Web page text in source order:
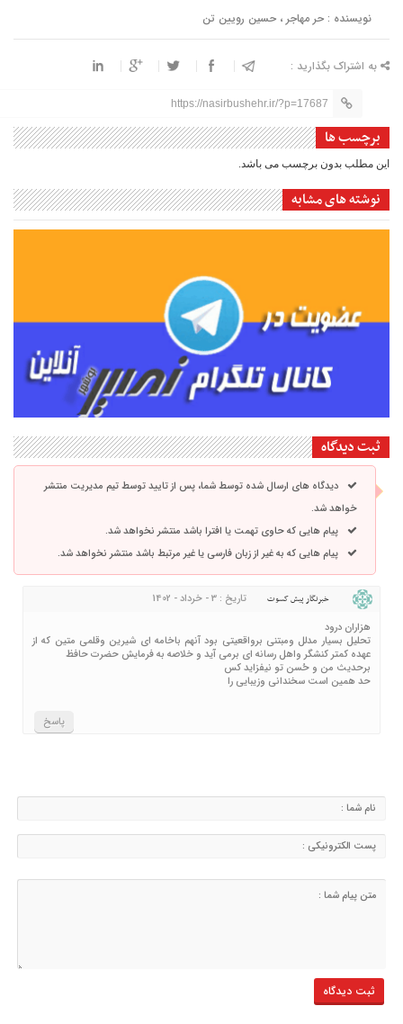
نویسنده : حر مهاجر ، حسین رویین تن
به اشتراک بگذارید :
https://nasirbushehr.ir/?p=17687
برچسب ها
این مطلب بدون برچسب می باشد.
نوشته های مشابه
ثبت دیدگاه
دیدگاه های ارسال شده توسط شما، پس از تایید توسط تیم مدیریت منتشر
خواهد شد.
پیام هایی که حاوی تهمت یا افترا باشد منتشر نخواهد شد.
پیام هایی که به غیر از زبان فارسی یا غیر مرتبط باشد منتشر نخواهد شد.
خبرنگار پیش کسوت
تاریخ : 3 - خرداد - 1402
هزاران درود
تحلیل بسیار مدلل ومبتنی برواقعیتی بود آنهم باخامه ای شیرین وقلمی متین که از
عهده کمتر کنشگر واهل رسانه ای برمی آید و خلاصه به فرمایش حضرت حافظ
برحدیث من و حُسن تو نیفزاید کس
حد همین است سخندانی وزیبایی را
پاسخ